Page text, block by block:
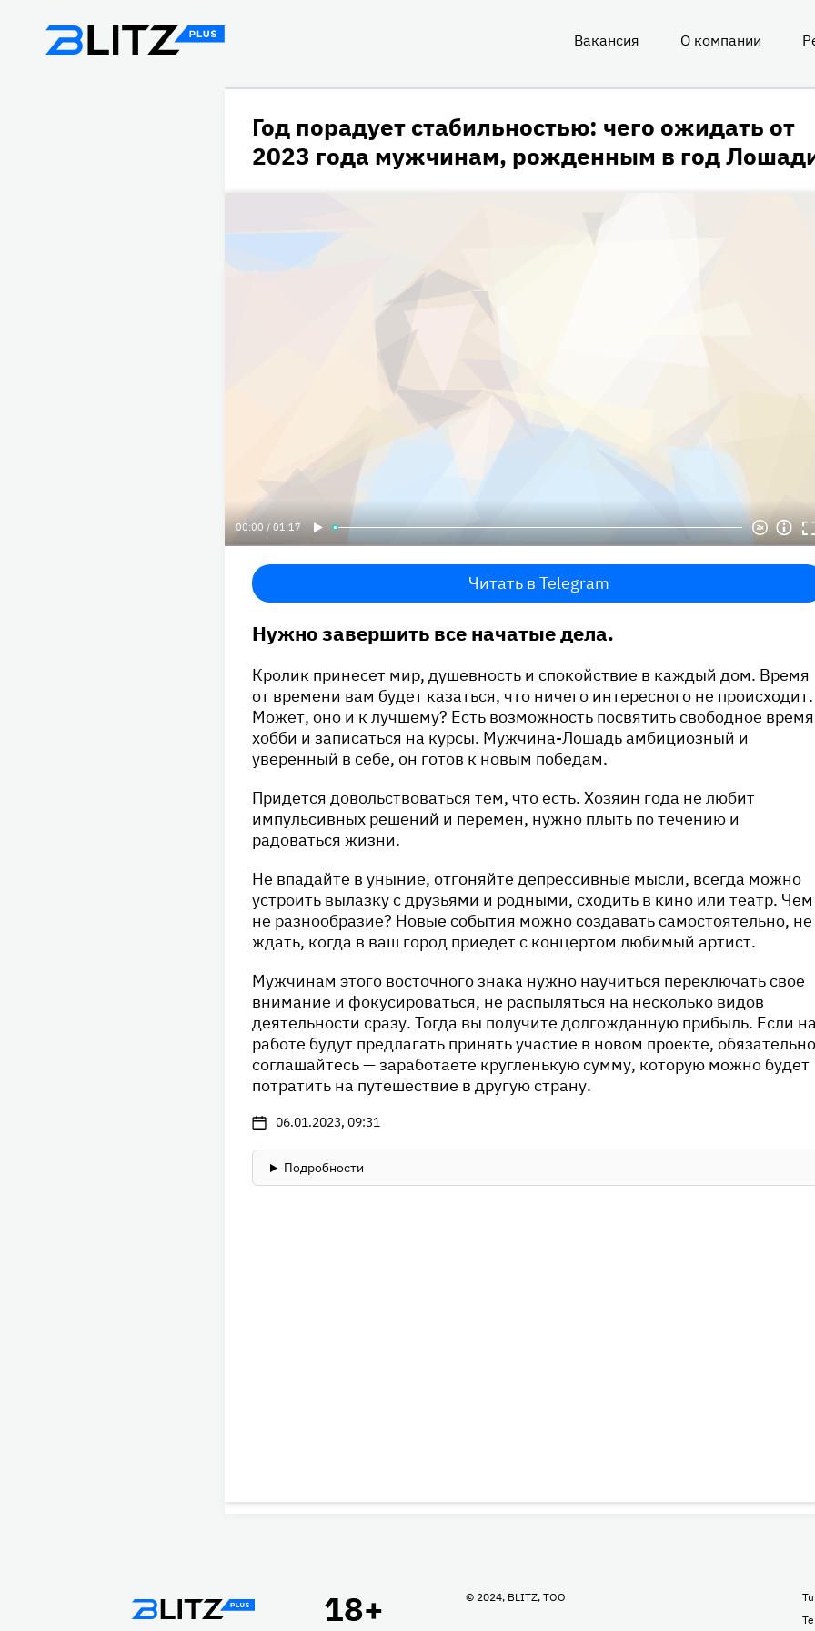
Вакансия О компании
Год порадует стабильностью: чего ожидать от
2023 года мужчинам, рожденным в год
00:00 / 01:17
Читать в Telegram
Нужно завершить все начатые дела.
Кролик принесет мир, душевность и спокойствие в каждый дом. Время
от времени вам будет казаться, что ничего интересного не происходит.
Может, оно и к лучшему? Есть возможность посвятить свободное время
хобби и записаться на курсы. Мужчина-Лошадь амбициозный и
уверенный в себе, он готов к новым победам.
Придется довольствоваться тем, что есть. Хозяин года не любит
импульсивных решений и перемен, нужно плыть по течению и
радоваться жизни.
Не впадайте в уныние, отгоняйте депрессивные мысли, всегда можно
устроить вылазку с друзьями и родными, сходить в кино или театр. Чем
не разнообразие? Новые события можно создавать самостоятельно, не
ждать, когда в ваш город приедет с концертом любимый артист.
Мужчинам этого восточного знака нужно научиться переключать свое
внимание и фокусироваться, не распыляться на несколько видов
деятельности сразу. Тогда вы получите долгожданную прибыль. Если
работе будут предлагать принять участие в новом проекте, обязательно
соглашайтесь — заработаете кругленькую сумму, которую можно будет
потратить на путешествие в другую страну.
06.01.2023, 09:31
Подробности
Подвал
© 2024, BLITZ, TOO